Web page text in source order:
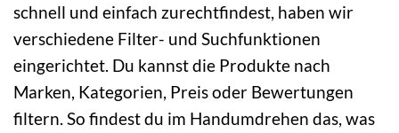
schnell und einfach zurechtfindest, haben wir
verschiedene Filter- und Suchfunktionen
eingerichtet. Du kannst die Produkte nach
Marken, Kategorien, Preis oder Bewertungen
filtern. So findest du im Handumdrehen das, was